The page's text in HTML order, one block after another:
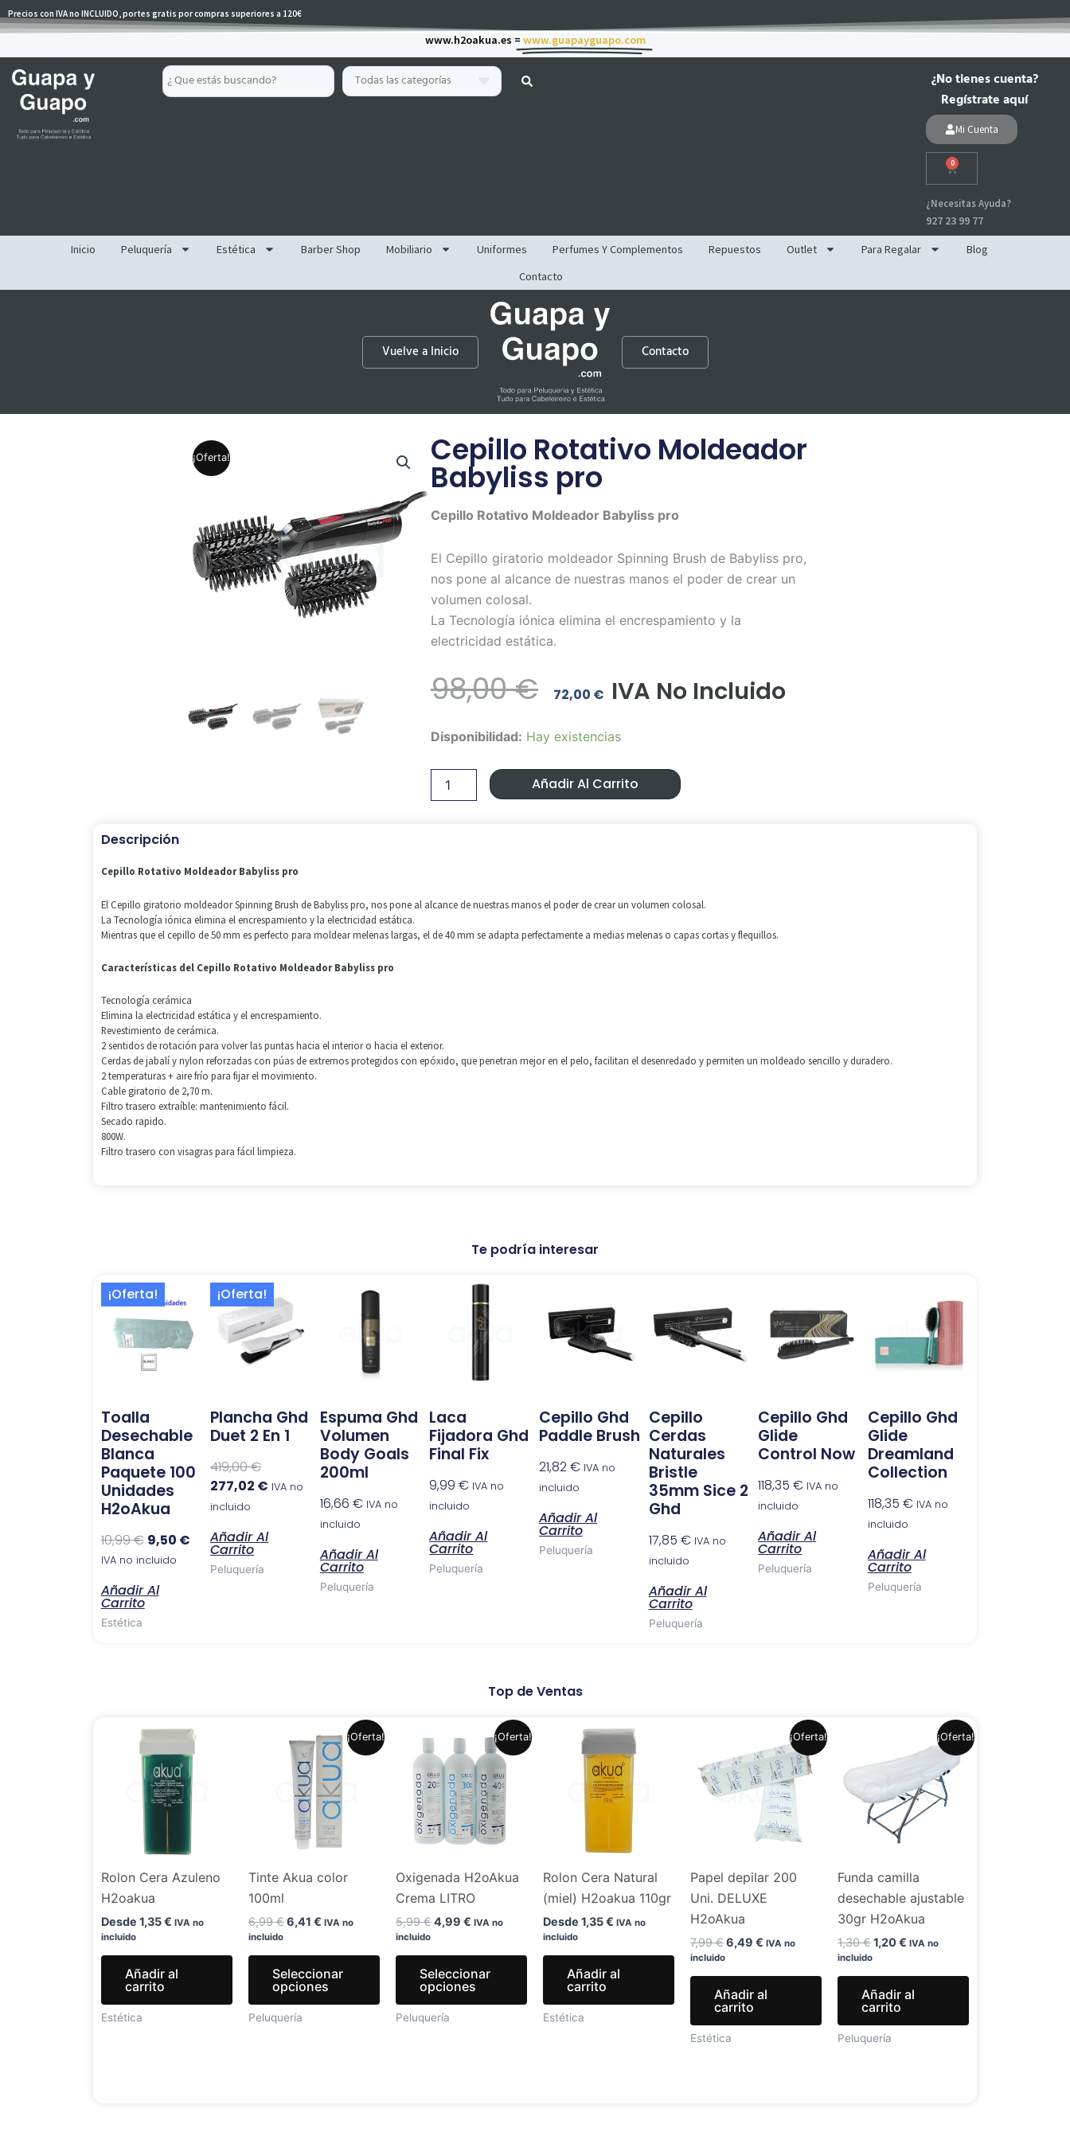
al
Precios con IVA no INCLUIDO, portes gratis por compras superiores a 120€
www.h2oakua.es = www.guapayguapo.com
Search
...
Todas las categorías
¿No tienes cuenta?
Regístrate aquí
Mi Cuenta
0
Carrito
¿Necesitas Ayuda?
927 23 99 77
Inicio Peluquería Estética Barber Shop Mobiliario Uniformes Perfumes Y Complementos Repuestos Outlet Para Regalar
Blog
Contacto
Vuelve a Inicio Contacto
¡Oferta! Cepillo Rotativo Moldeador
Babyliss pro
Cepillo Rotativo Moldeador Babyliss pro
El Cepillo giratorio moldeador Spinning Brush de Babyliss pro,
nos pone al alcance de nuestras manos el poder de crear un
volumen colosal.
La Tecnología iónica elimina el encrespamiento y la
electricidad estática.
98,00€ El
Original
Era:
98,00 €.
72,00 €El
Actual
Es:
72,00 €.
IVA No Incluido
Disponibilidad: Hay existencias
Cepillo
Rotativo
Babyliss
Añadir Al Carrito
Descripción
Cepillo Rotativo Moldeador Babyliss pro
El Cepillo giratorio moldeador Spinning Brush de Babyliss pro, nos pone al alcance de nuestras manos el poder de crear un volumen colosal.
La Tecnología iónica elimina el encrespamiento y la electricidad estática.
Mientras que el cepillo de 50 mm es perfecto para moldear melenas largas, el de 40 mm se adapta perfectamente a medias melenas o capas cortas y flequillos.
Características del Cepillo Rotativo Moldeador Babyliss pro
Tecnología cerámica
Elimina la electricidad estática y el encrespamiento.
Revestimiento de cerámica.
2 sentidos de rotación para volver las puntas hacia el interior o hacia el exterior.
Cerdas de jabalí y nylon reforzadas con púas de extremos protegidos con epóxido, que penetran mejor en el pelo, facilitan el desenredado y permiten un moldeado sencillo y duradero.
2 temperaturas + aire frío para fijar el movimiento.
Cable giratorio de 2,70 m.
Filtro trasero extraíble: mantenimiento fácil.
Secado rapido.
800W.
Filtro trasero con visagras para fácil limpieza.
Te podría interesar
¡Oferta!
Toalla
Desechable
Blanca
Paquete 100
Unidades
H2oAkua
10,99€
El
precio
original
era:
10,99 €.
9,50 €
precio
actual
es:
IVA no incluido
Añadir Al
Carrito
Estética
¡Oferta!
Plancha Ghd
Duet 2 En 1
419,00€
El
precio
original
era:
277,02 €
precio
actual
es:
IVA no
incluido
Añadir Al
Carrito
Peluquería
Espuma Ghd
Volumen
Body Goals
200ml
16,66 € IVA no
incluido
Añadir Al
Carrito
Peluquería
Laca
Fijadora Ghd
Final Fix
9,99€ IVA no
incluido
Añadir Al
Carrito
Peluquería
Cepillo Ghd
Paddle Brush
21,82€ IVA no
incluido
Añadir Al
Carrito
Peluquería
Cepillo
Cerdas
Naturales
Bristle
35mm Sice 2
Ghd
17,85 € IVA no
incluido
Añadir Al
Carrito
Peluquería
Cepillo Ghd
Glide
Control Now
118,35€ IVA no
incluido
Añadir Al
Carrito
Peluquería
Cepillo Ghd
Glide
Dreamland
Collection
118,35 € IVA no
incluido
Añadir Al
Carrito
Peluquería
Top de Ventas
Rolon Cera Azuleno
H2oakua
Desde 1,35€ IVA no
incluido
Añadir al
carrito
Estética
¡Oferta!
Tinte Akua color
100ml
6,99€
precio
original
era:
6,99 €.
6,41 €
precio
actual
es:
6,41 €.
IVA no
incluido
Seleccionar
opciones
Este
producto
múltiples
variantes.
pueden
elegir
la
de
producto
Peluquería
¡Oferta!
Oxigenada H2oAkua
Crema LITRO
5,99€
precio
original
era:
5,99 €.
4,99 €
precio
actual
es:
4,99 €.
IVA no
incluido
Seleccionar
opciones
Este
producto
pueden
elegir
la
de
producto
Peluquería
Rolon Cera Natural
(miel) H2oakua 110gr
Desde 1,35€ IVA no
incluido
Añadir al
carrito
Estética
¡Oferta!
Papel depilar 200
Uni. DELUXE
H2oAkua
7,99€
original
era:
7,99 €.
6,49€
precio
actual
es:
6,49 €.
IVA no
incluido
Añadir al
carrito
Estética
¡Oferta!
Funda camilla
desechable ajustable
30gr H2oAkua
1,30€
original
1,30 €.
1,20€
precio
actual
1,20 €.
IVA no
incluido
Añadir al
carrito
Peluquería